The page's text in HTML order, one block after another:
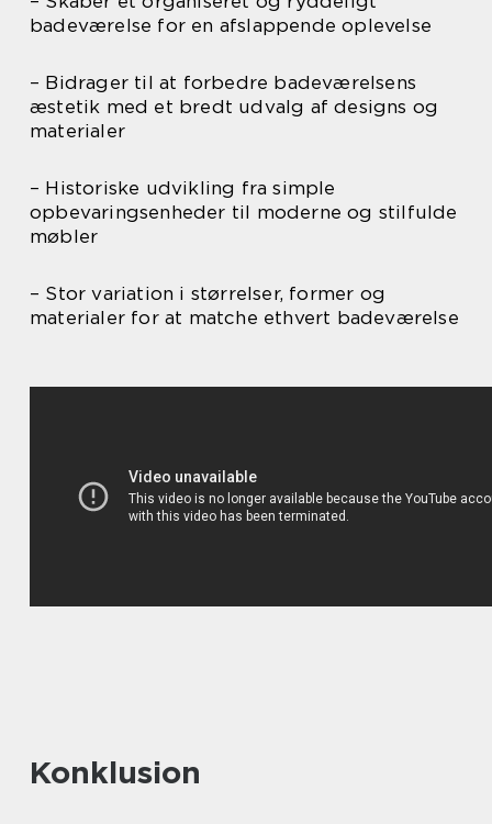
badeværelse for en afslappende oplevelse
– Bidrager til at forbedre badeværelsens
æstetik med et bredt udvalg af designs og
materialer
– Historiske udvikling fra simple
opbevaringsenheder til moderne og stilfulde
møbler
– Stor variation i størrelser, former og
materialer for at matche ethvert badeværelse
Konklusion